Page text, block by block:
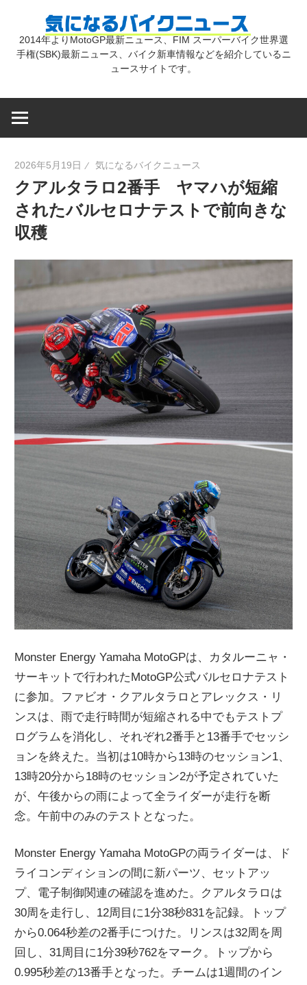
気
バ
ク
ニ
ー
ス
2014年よりMotoGP最新ニュース、FIM スーパーバイク世界選
手権(SBK)最新ニュース、バイク新車情報などを紹介しているニ
ュースサイトです。
2026年5月19日 気になるバイクニュース
クアルタラロ2番手 ヤマハが短縮
されたバルセロナテストで前向きな
収穫
Monster Energy Yamaha MotoGPは、カタルーニャ・
サーキットで行われたMotoGP公式バルセロナテスト
に参加。ファビオ・クアルタラロとアレックス・リ
ンスは、雨で走行時間が短縮される中でもテストプ
ログラムを消化し、それぞれ2番手と13番手でセッシ
ョンを終えた。当初は10時から13時のセッション1、
13時20分から18時のセッション2が予定されていた
が、午後からの雨によって全ライダーが走行を断
念。午前中のみのテストとなった。
Monster Energy Yamaha MotoGPの両ライダーは、ド
ライコンディションの間に新パーツ、セットアッ
プ、電子制御関連の確認を進めた。クアルタラロは
30周を走行し、12周目に1分38秒831を記録。トップ
から0.064秒差の2番手につけた。リンスは32周を周
回し、31周目に1分39秒762をマーク。トップから
0.995秒差の13番手となった。チームは1週間のイン